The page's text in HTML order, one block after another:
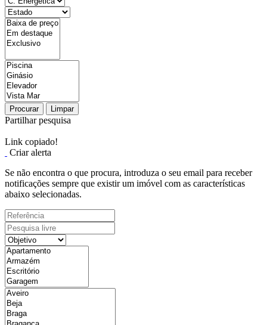
Procurar Limpar
Partilhar pesquisa
Link copiado!
Criar alerta
Se não encontra o que procura, introduza o seu email para receber
notificações sempre que existir um imóvel com as características
abaixo selecionadas.